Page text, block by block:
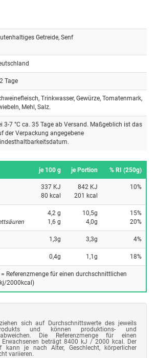
Getreide, Senf
Tage
Trinkwasser, Gewürze, Tomatenmark,
Mehl, Salz.
3-7 °C ca. 35 Tage ab Versand. Maßgeblich ist das
der Verpackung angegebene
je 100 g je Portion % RI (250g)
337 KJ
80 kcal
842 KJ
201 kcal
10%
4,2 g
1,6 g
10,5g
4,0g
15%
20%
1,3g 3,3g 4%
0,4g 1,1g 18%
= Referenzmenge für einen durchschnittlichen
2000kcal)
sich auf Durchschnittswerte des jeweils
und können produktions- und
Die Referenzmenge für einen
Erwachsenen beträgt 8400 kJ / 2000 kcal. Der
kann je nach Alter, Geschlecht, körperlicher
variieren.